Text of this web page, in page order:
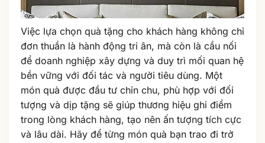
Việc lựa chọn quà tặng cho khách hàng không chỉ
đơn thuần là hành động tri ân, mà còn là cầu nối
để doanh nghiệp xây dựng và duy trì mối quan hệ
bền vững với đối tác và người tiêu dùng. Một
món quà được đầu tư chỉn chu, phù hợp với đối
tượng và dịp tặng sẽ giúp thương hiệu ghi điểm
trong lòng khách hàng, tạo nên ấn tượng tích cực
và lâu dài. Hãy để từng món quà bạn trao đi trở